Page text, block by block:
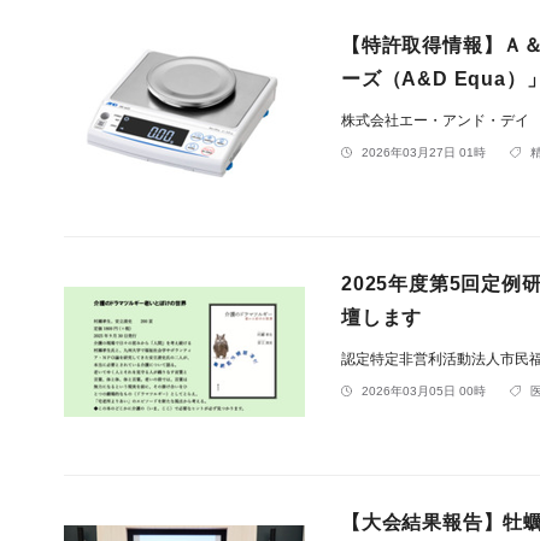
【特許取得情報】Ａ
ーズ（A&D Equa）
株式会社エー・アンド・デイ
2026年03月27日 01時
2025年度第5回定例
壇します
認定特定非営利活動法人市民
2026年03月05日 00時
【大会結果報告】牡